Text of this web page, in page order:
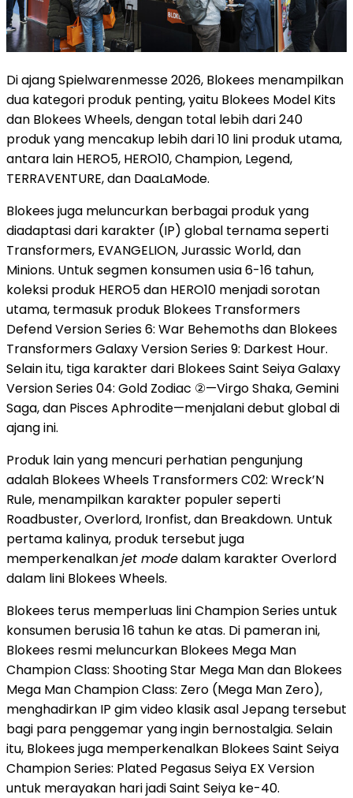
Di ajang Spielwarenmesse 2026, Blokees menampilkan
dua kategori produk penting, yaitu Blokees Model Kits
dan Blokees Wheels, dengan total lebih dari 240
produk yang mencakup lebih dari 10 lini produk utama,
antara lain HERO5, HERO10, Champion, Legend,
TERRAVENTURE, dan DaaLaMode.
Blokees juga meluncurkan berbagai produk yang
diadaptasi dari karakter (IP) global ternama seperti
Transformers, EVANGELION, Jurassic World, dan
Minions. Untuk segmen konsumen usia 6-16 tahun,
koleksi produk HERO5 dan HERO10 menjadi sorotan
utama, termasuk produk Blokees Transformers
Defend Version Series 6: War Behemoths dan Blokees
Transformers Galaxy Version Series 9: Darkest Hour.
Selain itu, tiga karakter dari Blokees Saint Seiya Galaxy
Version Series 04: Gold Zodiac ②—Virgo Shaka, Gemini
Saga, dan Pisces Aphrodite—menjalani debut global di
ajang ini.
Produk lain yang mencuri perhatian pengunjung
adalah Blokees Wheels Transformers C02: Wreck’N
Rule, menampilkan karakter populer seperti
Roadbuster, Overlord, Ironfist, dan Breakdown. Untuk
pertama kalinya, produk tersebut juga
memperkenalkanjet modedalam karakter Overlord
dalam lini Blokees Wheels.
Blokees terus memperluas lini Champion Series untuk
konsumen berusia 16 tahun ke atas. Di pameran ini,
Blokees resmi meluncurkan Blokees Mega Man
Champion Class: Shooting Star Mega Man dan Blokees
Mega Man Champion Class: Zero (Mega Man Zero),
menghadirkan IP gim video klasik asal Jepang tersebut
bagi para penggemar yang ingin bernostalgia. Selain
itu, Blokees juga memperkenalkan Blokees Saint Seiya
Champion Series: Plated Pegasus Seiya EX Version
untuk merayakan hari jadi Saint Seiya ke-40.